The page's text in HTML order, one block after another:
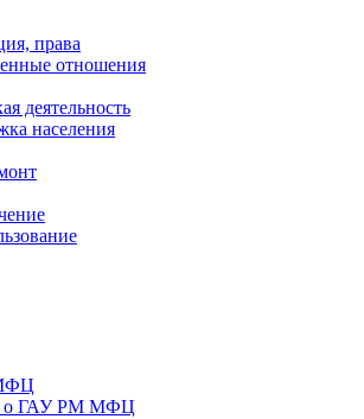
права
отношения
деятельность
населения
о ГАУ РМ МФЦ